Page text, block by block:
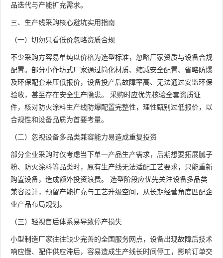
品迭代与产能扩充需求。
三、生产线采购核心避坑实用指南
（一）切勿只看低价忽略资质合规
不少采购方容易单纯以价格为选型标准，忽略厂家资质与设备合规
配置。部分小作坊式厂家通过简化材质、缩减安全配置、省略防爆
及环保配套来压低报价，设备投产后故障率高、无法通过安监环保
验收，甚至存在安全生产隐患。 采购时应优先核验全套资质证
件，核对防火涂料生产线防爆配置完整性，理性甄别过低报价，以
合规性和设备品质为首要考量。
（二）忽视设备多品类兼容能力易造成重复投资
部分企业采购时仅考虑当下单一产品生产需求，后期想要拓展腻子
粉、防火涂料等品类时，原有生产线无法适配工艺要求，只能重新
购置设备，造成额外投资浪费。 选型阶段应优先关注设备多品类
兼容设计，预留产能扩充与工艺升级空间，从长期经营角度匹配企
业产品布局规划。
（三）轻视售后体系易导致停产损失
小型制造厂家往往缺少完善的全国服务网点，设备出现故障后技术
响应慢、配件供应滞后，容易造成生产线长时间停工，影响订单交